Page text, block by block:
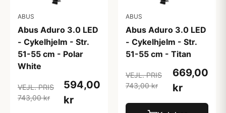
ABUS
Abus Aduro 3.0 LED
- Cykelhjelm - Str.
51-55 cm - Polar
White
VEJL. PRIS
743,00 kr
594,00
kr
ABUS
Abus Aduro 3.0 LED
- Cykelhjelm - Str.
51-55 cm - Titan
VEJL. PRIS
743,00 kr
669,00
kr